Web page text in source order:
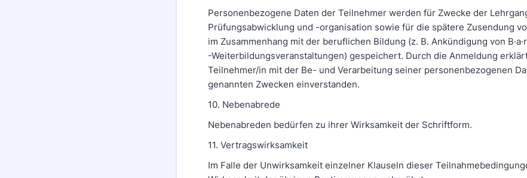
Personenbezogene Daten der Teilnehmer werden für Zwecke der
Prüfungsabwicklung und -organisation sowie für die spätere Zusendung
im Zusammenhang mit der beruflichen Bildung (z. B. Ankündigung von
-Weiterbildungsveranstaltungen) gespeichert. Durch die Anmeldung
Teilnehmer/in mit der Be- und Verarbeitung seiner personenbezogenen
genannten Zwecken einverstanden.
10. Nebenabrede
Nebenabreden bedürfen zu ihrer Wirksamkeit der Schriftform.
11. Vertragswirksamkeit
Im Falle der Unwirksamkeit einzelner Klauseln dieser